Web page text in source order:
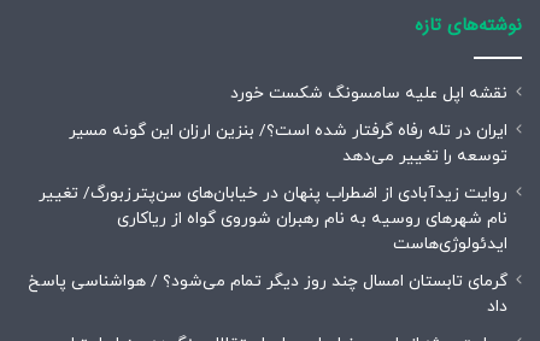
نوشته‌های تازه
نقشه اپل علیه سامسونگ شکست خورد
ایران در تله رفاه گرفتار شده است؟/ بنزین ارزان این گونه مسیر
توسعه را تغییر می‌دهد
روایت زیدآبادی از اضطراب پنهان در خیابان‌های سن‌پترزبورگ/ تغییر
نام شهرهای روسیه به نام رهبران شوروی گواه از ریاکاری
ایدئولوژی‌هاست
گرمای تابستان امسال چند روز دیگر تمام می‌شود؟ / هواشناسی پاسخ
داد